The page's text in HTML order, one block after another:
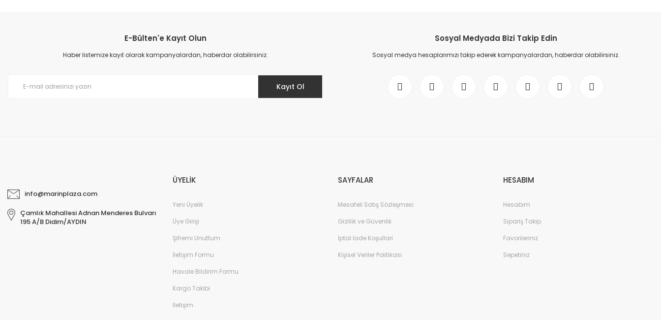
E-Bülten'e Kayıt Olun
Haber listemize kayıt olarak kampanyalardan, haberdar olabilirsiniz.
Kayıt Ol
Sosyal Medyada Bizi Takip Edin
Sosyal medya hesaplarımızı takip ederek kampanyalardan, haberdar olabilirsiniz.
info@marinplaza.com
Çamlık Mahallesi Adnan Menderes Bulvarı
195 A/B Didim/AYDIN
ÜYELİK
Yeni Üyelik
Üye Girişi
Şifremi Unuttum
İletişim Formu
Havale Bildirim Formu
Kargo Takibi
İletişim
SAYFALAR
Mesafeli Satış Sözleşmesi
Gizlilik ve Güvenlik
İptal İade Koşullari
Kişisel Veriler Politikası
HESABIM
Hesabım
Sipariş Takip
Favorileriniz
Sepetiniz